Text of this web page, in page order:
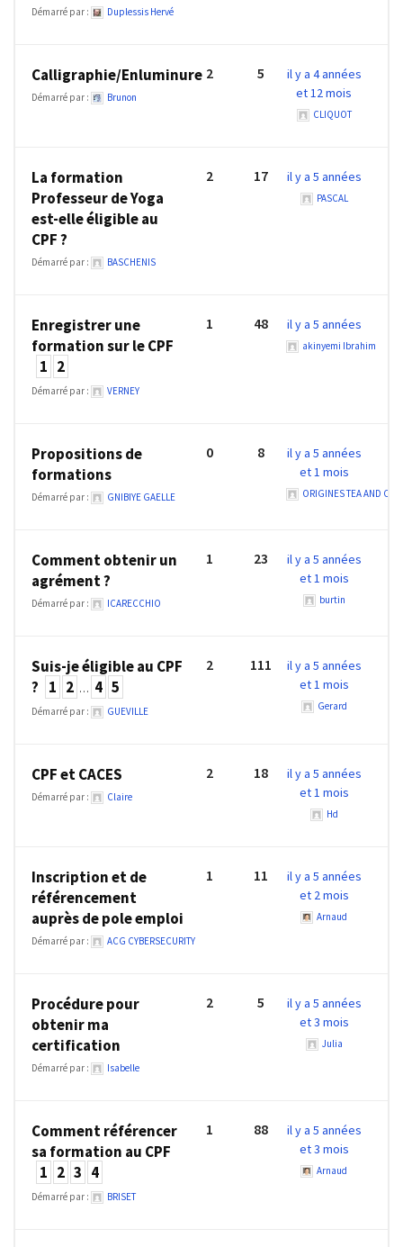
financement
formations
Passeport
compétences
change
donne
Passeport
organismes
doivent
désormais
Sénat
chiffres
retenir
Démarré par : Duplessis Hervé
Calligraphie/Enluminure
Démarré par : Brunon
2 5
il y a 4 années
et 12 mois
CLIQUOT
La formation
Professeur de Yoga
est-elle éligible au
CPF ?
Démarré par : BASCHENIS
2 17 il y a 5 années
PASCAL
Enregistrer une
formation sur le CPF
1 2
Démarré par : VERNEY
1 48 il y a 5 années
akinyemi Ibrahim
Propositions de
formations
Démarré par : GNIBIYE GAELLE
0 8
il y a 5 années
et 1 mois
ORIGINES TEA AND
Comment obtenir un
agrément ?
Démarré par : ICARECCHIO
1 23
il y a 5 années
et 1 mois
burtin
Suis-je éligible au CPF
? 1 2 … 4 5
Démarré par : GUEVILLE
2 111
il y a 5 années
et 1 mois
Gerard
CPF et CACES
Démarré par : Claire
2 18
il y a 5 années
et 1 mois
Hd
Inscription et de
référencement
auprès de pole emploi
Démarré par : ACG CYBERSECURITY
1 11
il y a 5 années
et 2 mois
Arnaud
Procédure pour
obtenir ma
certification
Démarré par : Isabelle
2 5
il y a 5 années
et 3 mois
Julia
Comment référencer
sa formation au CPF
1 2 3 4
Démarré par : BRISET
1 88
il y a 5 années
et 3 mois
Arnaud